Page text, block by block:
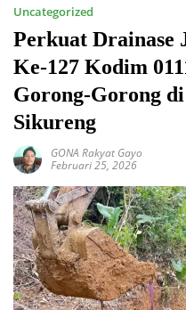
Uncategorized
Perkuat Drainase
Ke-127 Kodim
Gorong-Gorong di
Sikureng
GONA Rakyat Gayo
Februari 25, 2026